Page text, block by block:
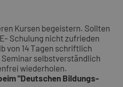
Kursen begeistern. Sollten
Schulung nicht zufrieden
von 14 Tagen schriftlich
selbstverständlich
wiederholen.
"Deutschen Bildungs-